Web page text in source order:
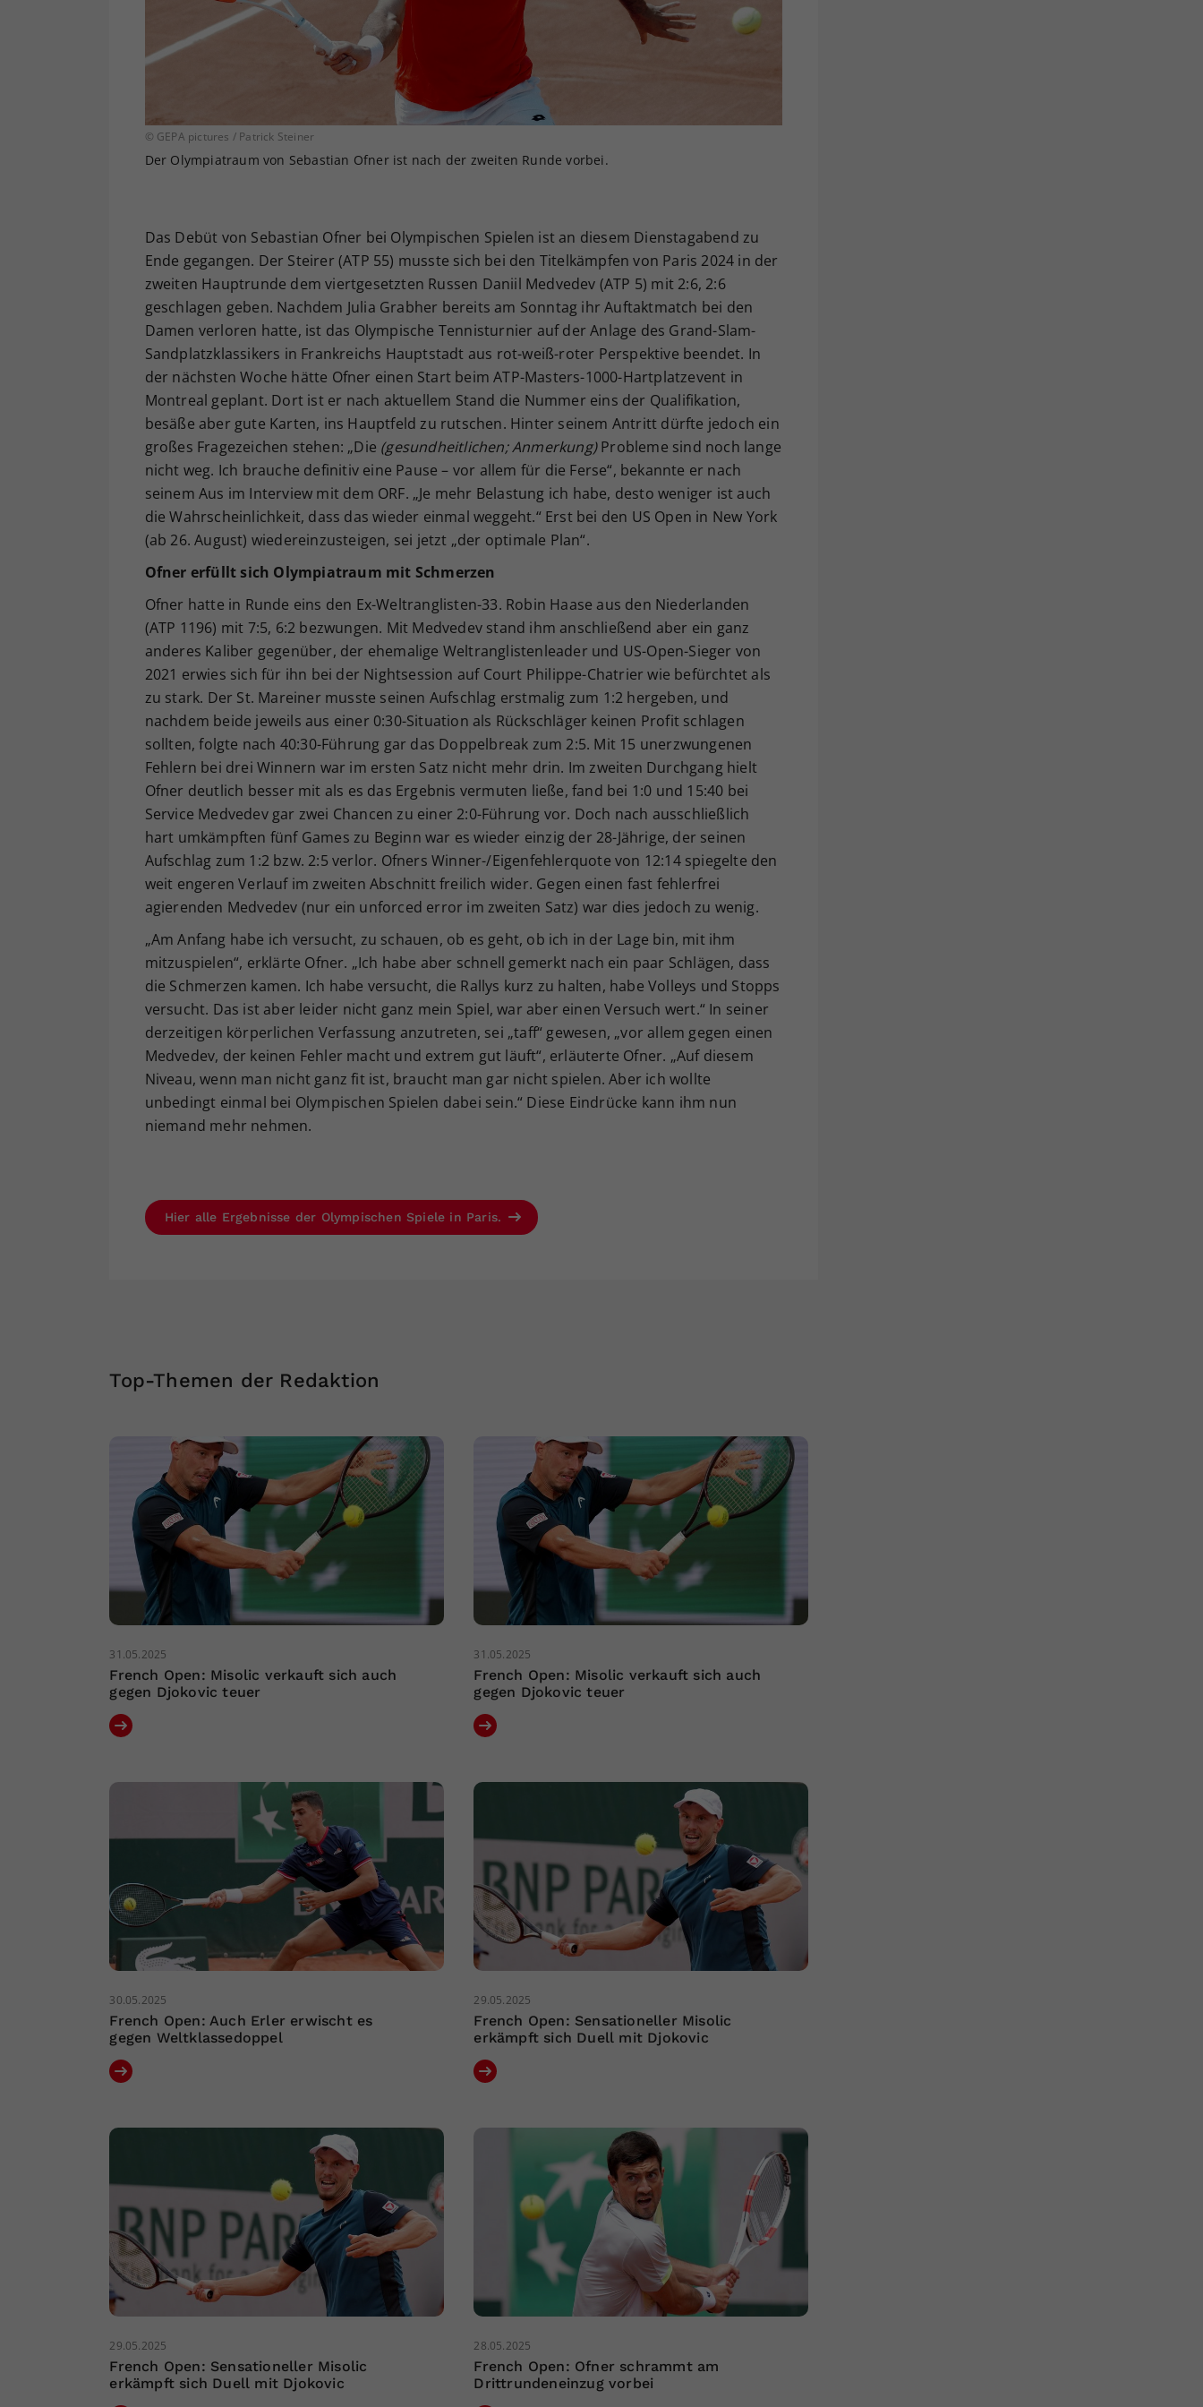
© GEPA pictures / Patrick Steiner
Der Olympiatraum von Sebastian Ofner ist nach der zweiten Runde vorbei.
Das Debüt von Sebastian Ofner bei Olympischen Spielen ist an diesem Dienstagabend zu
Ende gegangen. Der Steirer (ATP 55) musste sich bei den Titelkämpfen von Paris 2024 in der
zweiten Hauptrunde dem viertgesetzten Russen Daniil Medvedev (ATP 5) mit 2:6, 2:6
geschlagen geben. Nachdem Julia Grabher bereits am Sonntag ihr Auftaktmatch bei den
Damen verloren hatte, ist das Olympische Tennisturnier auf der Anlage des Grand-Slam-
Sandplatzklassikers in Frankreichs Hauptstadt aus rot-weiß-roter Perspektive beendet. In
der nächsten Woche hätte Ofner einen Start beim ATP-Masters-1000-Hartplatzevent in
Montreal geplant. Dort ist er nach aktuellem Stand die Nummer eins der Qualifikation,
besäße aber gute Karten, ins Hauptfeld zu rutschen. Hinter seinem Antritt dürfte jedoch ein
großes Fragezeichen stehen: „Die (gesundheitlichen; Anmerkung)Probleme sind noch lange
nicht weg. Ich brauche definitiv eine Pause – vor allem für die Ferse“, bekannte er nach
seinem Aus im Interview mit dem ORF. „Je mehr Belastung ich habe, desto weniger ist auch
die Wahrscheinlichkeit, dass das wieder einmal weggeht.“ Erst bei den US Open in New York
(ab 26. August) wiedereinzusteigen, sei jetzt „der optimale Plan“.
Ofner erfüllt sich Olympiatraum mit Schmerzen
Ofner hatte in Runde eins den Ex-Weltranglisten-33. Robin Haase aus den Niederlanden
(ATP 1196) mit 7:5, 6:2 bezwungen. Mit Medvedev stand ihm anschließend aber ein ganz
anderes Kaliber gegenüber, der ehemalige Weltranglistenleader und US-Open-Sieger von
2021 erwies sich für ihn bei der Nightsession auf Court Philippe-Chatrier wie befürchtet als
zu stark. Der St. Mareiner musste seinen Aufschlag erstmalig zum 1:2 hergeben, und
nachdem beide jeweils aus einer 0:30-Situation als Rückschläger keinen Profit schlagen
sollten, folgte nach 40:30-Führung gar das Doppelbreak zum 2:5. Mit 15 unerzwungenen
Fehlern bei drei Winnern war im ersten Satz nicht mehr drin. Im zweiten Durchgang hielt
Ofner deutlich besser mit als es das Ergebnis vermuten ließe, fand bei 1:0 und 15:40 bei
Service Medvedev gar zwei Chancen zu einer 2:0-Führung vor. Doch nach ausschließlich
hart umkämpften fünf Games zu Beginn war es wieder einzig der 28-Jährige, der seinen
Aufschlag zum 1:2 bzw. 2:5 verlor. Ofners Winner-/Eigenfehlerquote von 12:14 spiegelte den
weit engeren Verlauf im zweiten Abschnitt freilich wider. Gegen einen fast fehlerfrei
agierenden Medvedev (nur ein unforced error im zweiten Satz) war dies jedoch zu wenig.
„Am Anfang habe ich versucht, zu schauen, ob es geht, ob ich in der Lage bin, mit ihm
mitzuspielen“, erklärte Ofner. „Ich habe aber schnell gemerkt nach ein paar Schlägen, dass
die Schmerzen kamen. Ich habe versucht, die Rallys kurz zu halten, habe Volleys und Stopps
versucht. Das ist aber leider nicht ganz mein Spiel, war aber einen Versuch wert.“ In seiner
derzeitigen körperlichen Verfassung anzutreten, sei „taff“ gewesen, „vor allem gegen einen
Medvedev, der keinen Fehler macht und extrem gut läuft“, erläuterte Ofner. „Auf diesem
Niveau, wenn man nicht ganz fit ist, braucht man gar nicht spielen. Aber ich wollte
unbedingt einmal bei Olympischen Spielen dabei sein.“ Diese Eindrücke kann ihm nun
niemand mehr nehmen.
Hier alle Ergebnisse der Olympischen Spiele in Paris.
Top-Themen der Redaktion
31.05.2025
French Open: Misolic verkauft sich auch
gegen Djokovic teuer
31.05.2025
French Open: Misolic verkauft sich auch
gegen Djokovic teuer
30.05.2025
French Open: Auch Erler erwischt es
gegen Weltklassedoppel
29.05.2025
French Open: Sensationeller Misolic
erkämpft sich Duell mit Djokovic
29.05.2025
French Open: Sensationeller Misolic
erkämpft sich Duell mit Djokovic
28.05.2025
French Open: Ofner schrammt am
Drittrundeneinzug vorbei
Ihrer vorgenommen Einstellungen, falls der
Webseiten-Betreiber dies eingestellt hat.